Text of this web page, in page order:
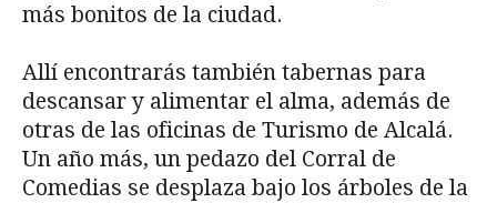
más bonitos de la ciudad.
Allí encontrarás también tabernas para
descansar y alimentar el alma, además de
otras de las oficinas de Turismo de Alcalá.
Un año más, un pedazo del Corral de
Comedias se desplaza bajo los árboles de la